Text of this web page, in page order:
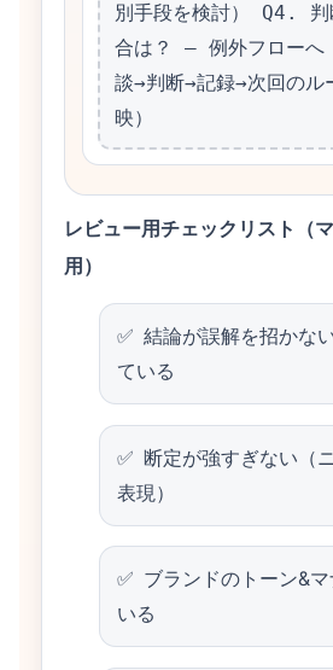
別手段を検討） Q4. 判
合は？ – 例外フローへ
談→判断→記録→次回のル
映）
レビュー用チェックリスト（
用）
結論が誤解を招かな
ている
断定が強すぎない（
表現）
ブランドのトーン&
いる